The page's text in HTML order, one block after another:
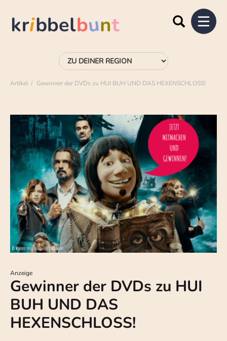
Artikel Gewinner der DVDs zu HUI BUH UND DAS HEXENSCHLOSS!
Anzeige
Gewinner der DVDs zu HUI
BUH UND DAS
HEXENSCHLOSS!